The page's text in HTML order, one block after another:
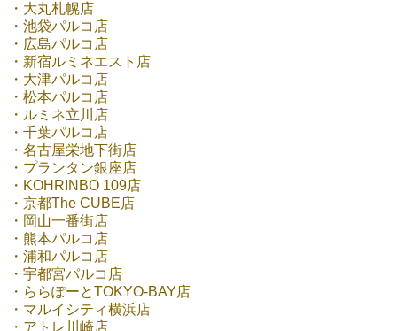
・大丸札幌店
・池袋パルコ店
・広島パルコ店
・新宿ルミネエスト店
・大津パルコ店
・松本パルコ店
・ルミネ立川店
・千葉パルコ店
・名古屋栄地下街店
・プランタン銀座店
・KOHRINBO 109店
・京都The CUBE店
・岡山一番街店
・熊本パルコ店
・浦和パルコ店
・宇都宮パルコ店
・ららぽーとTOKYO-BAY店
・マルイシティ横浜店
・アトレ川崎店